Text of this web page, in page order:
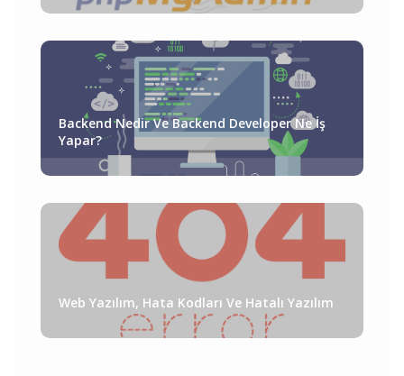
Backend Nedir Ve Backend Developer Ne İş
Yapar?
Web Yazılım, Hata Kodları Ve Hatalı Yazılım